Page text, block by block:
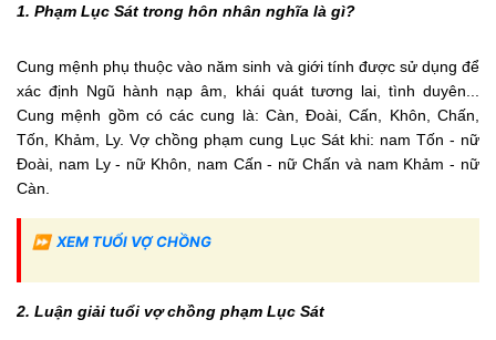
1. Phạm Lục Sát trong hôn nhân nghĩa là gì?
Cung mệnh phụ thuộc vào năm sinh và giới tính được sử dụng để
xác định Ngũ hành nạp âm, khái quát tương lai, tình duyên...
Cung mệnh gồm có các cung là: Càn, Đoài, Cấn, Khôn, Chấn,
Tốn, Khảm, Ly. Vợ chồng phạm cung Lục Sát khi: nam Tốn - nữ
Đoài, nam Ly - nữ Khôn, nam Cấn - nữ Chấn và nam Khảm - nữ
Càn.
⏩ XEM TUỔI VỢ CHỒNG
2. Luận giải tuổi vợ chồng phạm Lục Sát